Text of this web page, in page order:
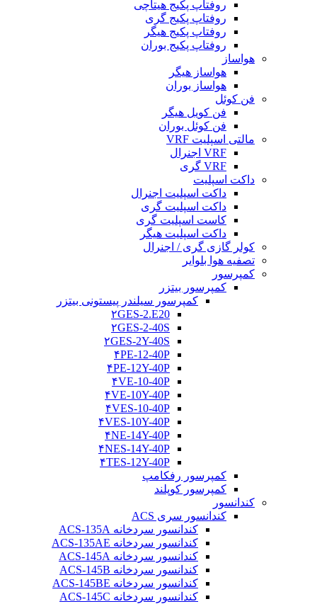
روفتاپ پکیج هیتاچی
روفتاپ پکیج گری
روفتاپ پکیج هیگر
روفتاپ پکیج بوران
هواساز
هواساز هیگر
هواساز بوران
فن کوئل
فن کویل هیگر
فن کوئل بوران
مالتی اسپلیت VRF
VRF اجنرال
VRF گری
داکت اسپلیت
داکت اسپلیت اجنرال
داکت اسپلیت گری
کاست اسپلیت گری
داکت اسپلیت هیگر
کولر گازی گری / اجنرال
تصفیه هوا بلوایر
کمپرسور
کمپرسور بیتزر
کمپرسور سیلندر پیستونی بیتزر
۲GES-2.E20
۲GES-2-40S
۲GES-2Y-40S
۴PE-12-40P
۴PE-12Y-40P
۴VE-10-40P
۴VE-10Y-40P
۴VES-10-40P
۴VES-10Y-40P
۴NE-14Y-40P
۴NES-14Y-40P
۴TES-12Y-40P
کمپرسور رفکامپ
کمپرسور کوپلند
کندانسور
کندانسور سری ACS
کندانسور سردخانه ACS-135A
کندانسور سردخانه ACS-135AE
کندانسور سردخانه ACS-145A
کندانسور سردخانه ACS-145B
کندانسور سردخانه ACS-145BE
کندانسور سردخانه ACS-145C